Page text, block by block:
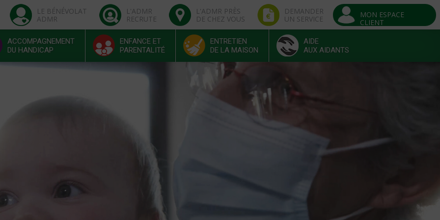
LE BÉNÉVOLAT
ADMR
L'ADMR
RECRUTE
L'ADMR PRÈS
DE CHEZ VOUS
DEMANDER
UN SERVICE
MON ESPACE
CLIENT
ACCOMPAGNEMENT
DU HANDICAP
ENFANCE ET
PARENTALITÉ
ENTRETIEN
DE LA MAISON
AIDE
AUX AIDANTS